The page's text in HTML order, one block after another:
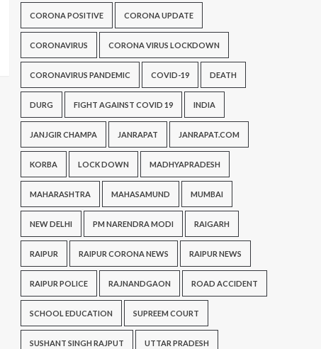
CORONA POSITIVE CORONA UPDATE
CORONAVIRUS CORONA VIRUS LOCKDOWN
CORONAVIRUS PANDEMIC COVID-19 DEATH
DURG FIGHT AGAINST COVID 19 INDIA
JANJGIR CHAMPA JANRAPAT JANRAPAT.COM
KORBA LOCK DOWN MADHYAPRADESH
MAHARASHTRA MAHASAMUND MUMBAI
NEW DELHI PM NARENDRA MODI RAIGARH
RAIPUR RAIPUR CORONA NEWS RAIPUR NEWS
RAIPUR POLICE RAJNANDGAON ROAD ACCIDENT
SCHOOL EDUCATION SUPREEM COURT
SUSHANT SINGH RAJPUT UTTAR PRADESH